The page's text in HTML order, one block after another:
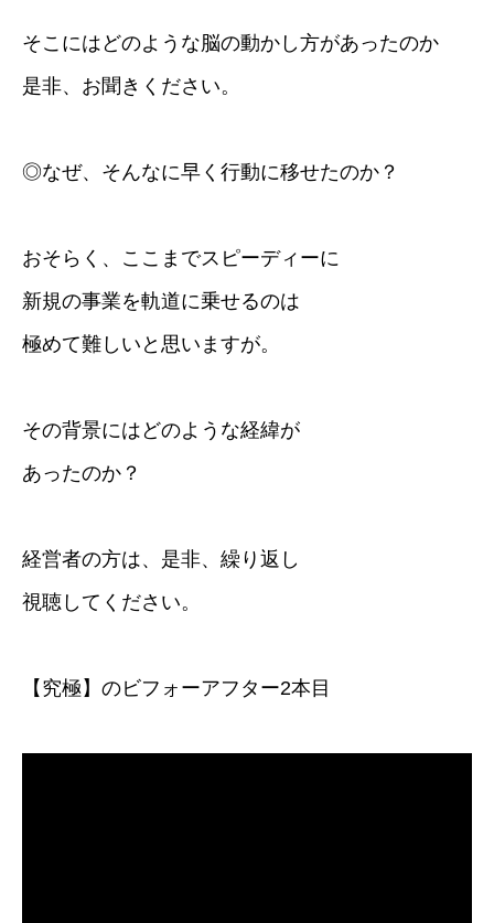
そこにはどのような脳の動かし方があったのか
是非、お聞きください。
◎なぜ、そんなに早く行動に移せたのか？
おそらく、ここまでスピーディーに
新規の事業を軌道に乗せるのは
極めて難しいと思いますが。
その背景にはどのような経緯が
あったのか？
経営者の方は、是非、繰り返し
視聴してください。
【究極】のビフォーアフター2本目